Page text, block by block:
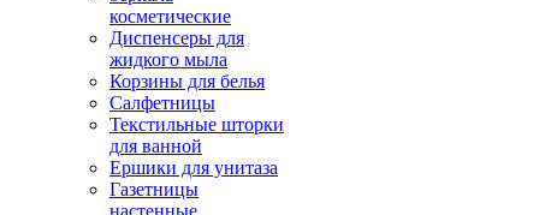
косметические
Диспенсеры для
жидкого мыла
Корзины для белья
Салфетницы
Текстильные шторки
для ванной
Ершики для унитаза
Газетницы
настенные